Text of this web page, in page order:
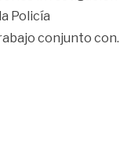
Policía
conjunto con